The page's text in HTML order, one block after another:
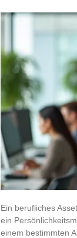
Ein berufliches
ein
einem bestimmten